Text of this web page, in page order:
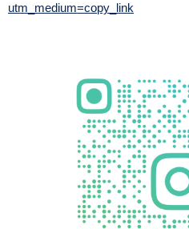
utm_medium=copy_link